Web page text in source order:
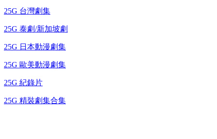
25G 台灣劇集
25G 泰劇/新加坡劇
25G 日本動漫劇集
25G 歐美動漫劇集
25G 紀錄片
25G 精裝劇集合集